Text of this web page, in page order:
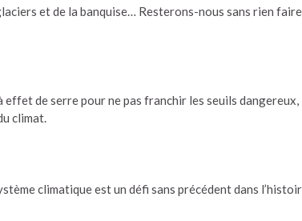
et de la banquise… Resterons-nous sans rien faire
effet de serre pour ne pas franchir les seuils dangereux,
climat.
climatique est un défi sans précédent dans